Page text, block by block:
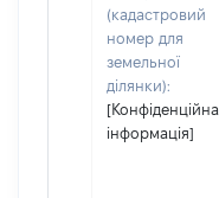
(кадастровий
номер для
земельної
ділянки):
[Конфіденційна
інформація]